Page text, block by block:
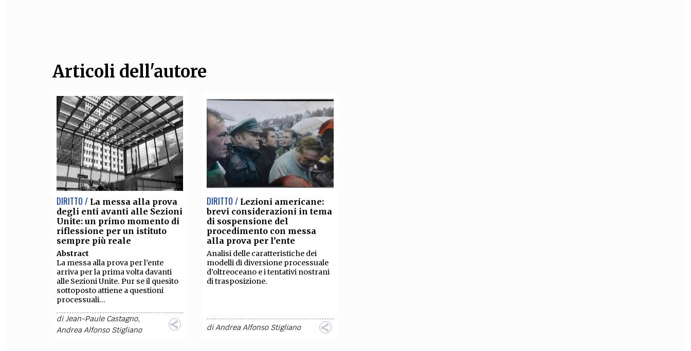
Articoli dell'autore
DIRITTO / La messa alla prova
degli enti avanti alle Sezioni
Unite: un primo momento di
riflessione per un istituto
sempre più reale
Abstract
La messa alla prova per l’ente
arriva per la prima volta davanti
alle Sezioni Unite. Pur se il quesito
sottoposto attiene a questioni
processuali...
diJean-Paule Castagno,
Andrea Alfonso Stigliano
DIRITTO / Lezioni americane:
brevi considerazioni in tema
di sospensione del
procedimento con messa
alla prova per l’ente
Analisi delle caratteristiche dei
modelli di diversione processuale
d’oltreoceano e i tentativi nostrani
di trasposizione.
diAndrea Alfonso Stigliano